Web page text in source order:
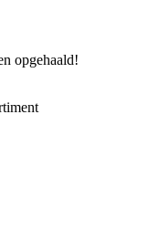
opgehaald!